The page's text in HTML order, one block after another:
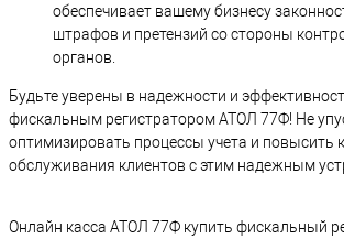
обеспечивает вашему бизнесу
штрафов и претензий со стороны
органов.
Будьте уверены в надежности и
фискальным регистратором АТОЛ 77Ф! Не
оптимизировать процессы учета и повысить
обслуживания клиентов с этим надежным
Онлайн касса АТОЛ 77Ф купить фискальный